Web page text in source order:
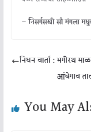
—निसर्गसखी सौ मंगला
निधन वार्ता : भगीरथ
आंबेगाव
You May